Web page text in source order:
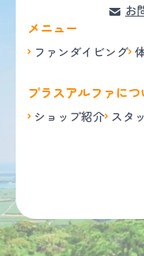
お
メニュー
ファンダイビング
プラスアルファにつ
ショップ紹介 スタ